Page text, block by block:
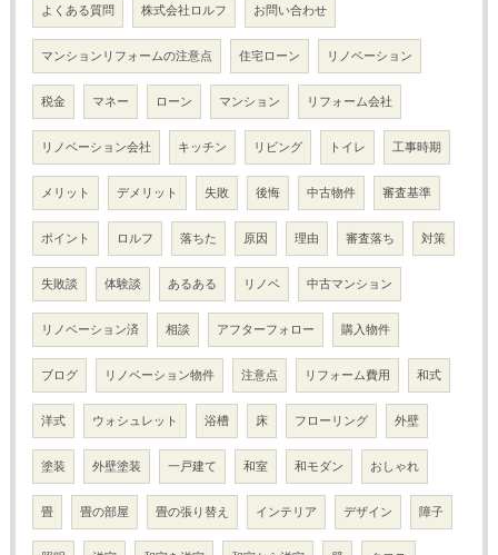
よくある質問 株式会社ロルフ お問い合わせ
マンションリフォームの注意点 住宅ローン リノベーション
税金 マネー ローン マンション リフォーム会社
リノベーション会社 キッチン リビング トイレ 工事時期
メリット デメリット 失敗 後悔 中古物件 審査基準
ポイント ロルフ 落ちた 原因 理由 審査落ち 対策
失敗談 体験談 あるある リノベ 中古マンション
リノベーション済 相談 アフターフォロー 購入物件
ブログ リノベーション物件 注意点 リフォーム費用 和式
洋式 ウォシュレット 浴槽 床 フローリング 外壁
塗装 外壁塗装 一戸建て 和室 和モダン おしゃれ
畳 畳の部屋 畳の張り替え インテリア デザイン 障子